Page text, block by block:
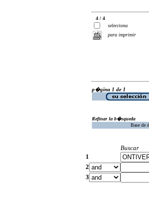
4 / 4
selecciona
para imprimir
p�gina 1 de 1
Refinar la b�squeda
Base de
Buscar
1
2
3